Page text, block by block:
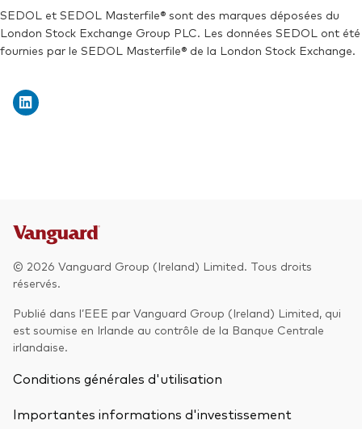
SEDOL: BH3T3H0
Exchange ticker:VUAA
SEDOL et SEDOL Masterfile® sont des marques déposées du
London Stock Exchange Group PLC. Les données SEDOL ont été
fournies par le SEDOL Masterfile® de la London Stock Exchange.
© 2026 Vanguard Group (Ireland) Limited. Tous droits
réservés.
Publié dans l’EEE par Vanguard Group (Ireland) Limited, qui
est soumise en Irlande au contrôle de la Banque Centrale
irlandaise.
Conditions générales d'utilisation
Importantes informations d'investissement